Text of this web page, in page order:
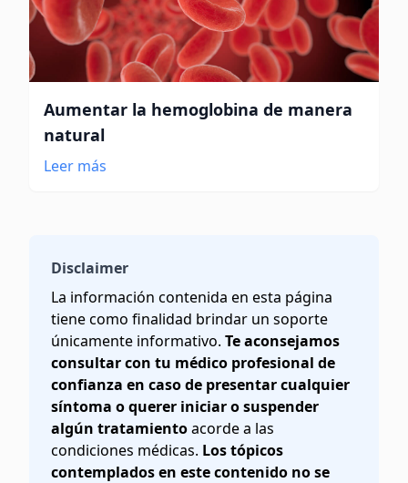
Aumentar la hemoglobina de manera
natural
Leer más
Disclaimer
La información contenida en esta página
tiene como finalidad brindar un soporte
únicamente informativo. Te aconsejamos
consultar con tu médico profesional de
confianza en caso de presentar cualquier
síntoma o querer iniciar o suspender
algún tratamientoacorde a las
condiciones médicas. Los tópicos
contemplados en este contenido no se